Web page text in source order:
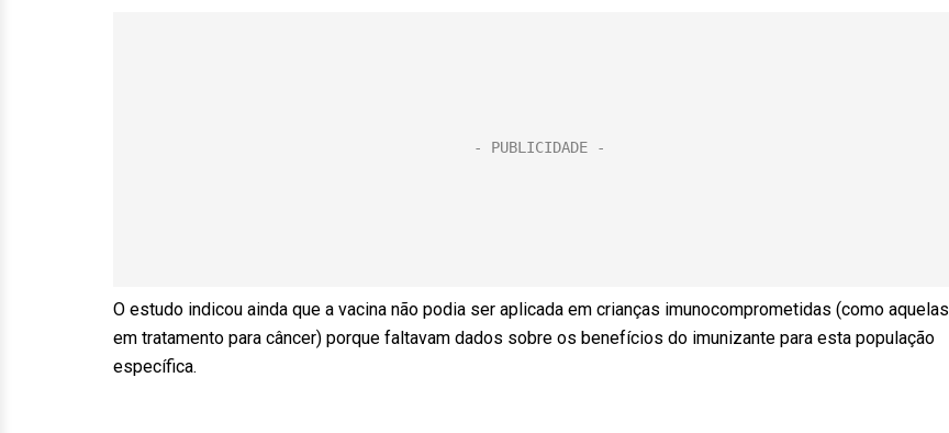
O estudo indicou ainda que a vacina não podia ser aplicada em crianças imunocomprometidas (como aquelas
em tratamento para câncer) porque faltavam dados sobre os benefícios do imunizante para esta população
específica.